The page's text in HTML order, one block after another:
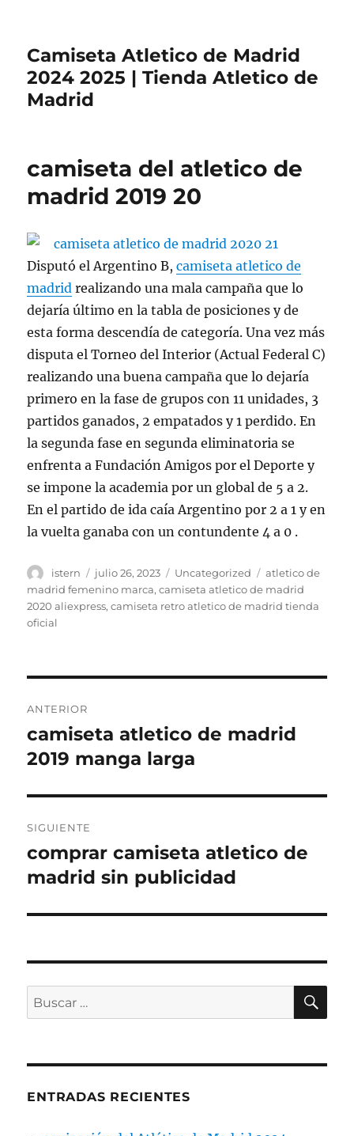
Camiseta Atletico de Madrid
2024 2025 | Tienda Atletico de
Madrid
camiseta del atletico de
madrid 2019 20
Disputó el Argentino B,camiseta atletico de
madrid realizando una mala campaña que lo
dejaría último en la tabla de posiciones y de
esta forma descendía de categoría. Una vez más
disputa el Torneo del Interior (Actual Federal C)
realizando una buena campaña que lo dejaría
primero en la fase de grupos con 11 unidades, 3
partidos ganados, 2 empatados y 1 perdido. En
la segunda fase en segunda eliminatoria se
enfrenta a Fundación Amigos por el Deporte y
se impone la academia por un global de 5 a 2.
En el partido de ida caía Argentino por 2 a 1 y en
la vuelta ganaba con un contundente 4 a 0 .
Autor
istern
Publicado
el
julio 26, 2023 Categorías
Uncategorized Etiquetas
atletico de
madrid femenino marca,camiseta atletico de madrid
2020 aliexpress,camiseta retro atletico de madrid tienda
oficial
de
entradas
ANTERIOR
Entrada
anterior:
camiseta atletico de madrid
2019 manga larga
SIGUIENTE
Entrada
siguiente:
comprar camiseta atletico de
madrid sin publicidad
Buscar
por:
ENTRADAS RECIENTES